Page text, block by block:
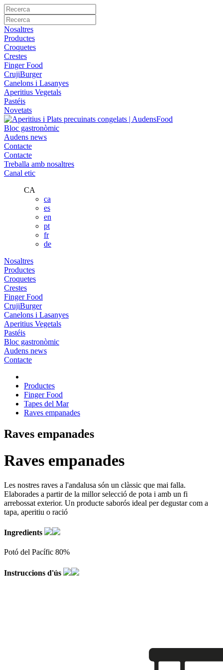
Nosaltres
Productes
Croquetes
Crestes
Finger Food
CrujiBurger
Canelons i Lasanyes
Aperitius Vegetals
Pastéis
Novetats
Bloc gastronòmic
Audens news
Contacte
Contacte
Treballa amb nosaltres
Canal etic
CA
ca
es
en
pt
fr
de
Nosaltres
Productes
Croquetes
Crestes
Finger Food
CrujiBurger
Canelons i Lasanyes
Aperitius Vegetals
Pastéis
Bloc gastronòmic
Audens news
Contacte
Productes
Finger Food
Tapes del Mar
Raves empanades
Raves empanades
Raves empanades
Les nostres raves a l'andalusa són un clàssic que mai falla.
Elaborades a partir de la millor selecció de pota i amb un fi
arrebossat exterior. Un producte saborós ideal per degustar com a
tapa, aperitiu o ració
Ingredients
Potó del Pacífic 80%
Instruccions d'ús